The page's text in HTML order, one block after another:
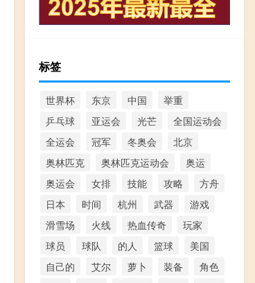
标签
世界杯 东京 中国
举重
乒乓球
亚运会 光芒
全国运动会
全运会
冠军 冬奥会
北京
奥林匹克
奥林匹克运动会
奥运
奥运会
女排 技能 攻略
方舟
日本
时间 杭州 武器
游戏
滑雪场
火线 热血传奇
玩家
球员
球队 的人 篮球
美国
自己的
艾尔 萝卜 装备
角色